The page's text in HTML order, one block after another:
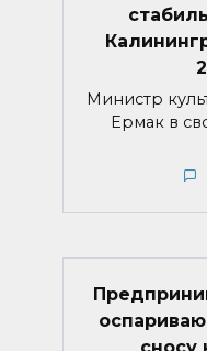
Министр
Ермак в
сносу